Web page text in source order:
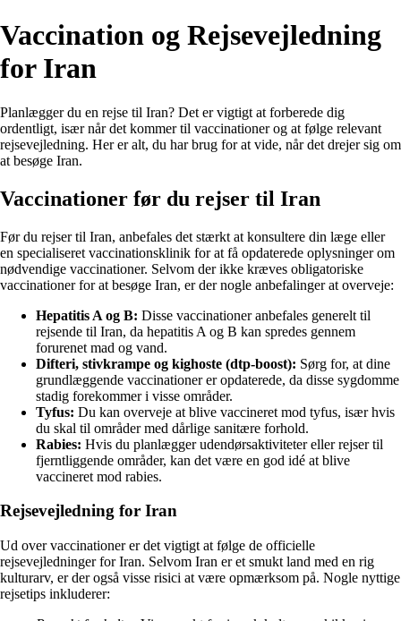
Vaccination og Rejsevejledning
for Iran
Planlægger du en rejse til Iran? Det er vigtigt at forberede dig
ordentligt, især når det kommer til vaccinationer og at følge relevant
rejsevejledning. Her er alt, du har brug for at vide, når det drejer sig om
at besøge Iran.
Vaccinationer før du rejser til Iran
Før du rejser til Iran, anbefales det stærkt at konsultere din læge eller
en specialiseret vaccinationsklinik for at få opdaterede oplysninger om
nødvendige vaccinationer. Selvom der ikke kræves obligatoriske
vaccinationer for at besøge Iran, er der nogle anbefalinger at overveje:
Hepatitis A og B: Disse vaccinationer anbefales generelt til
rejsende til Iran, da hepatitis A og B kan spredes gennem
forurenet mad og vand.
Difteri, stivkrampe og kighoste (dtp-boost): Sørg for, at dine
grundlæggende vaccinationer er opdaterede, da disse sygdomme
stadig forekommer i visse områder.
Tyfus: Du kan overveje at blive vaccineret mod tyfus, især hvis
du skal til områder med dårlige sanitære forhold.
Rabies: Hvis du planlægger udendørsaktiviteter eller rejser til
fjerntliggende områder, kan det være en god idé at blive
vaccineret mod rabies.
Rejsevejledning for Iran
Ud over vaccinationer er det vigtigt at følge de officielle
rejsevejledninger for Iran. Selvom Iran er et smukt land med en rig
kulturarv, er der også visse risici at være opmærksom på. Nogle nyttige
rejsetips inkluderer: